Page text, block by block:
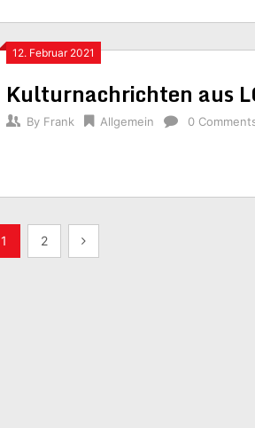
12. Februar 2021
Kulturnachrichten aus
By Frank Allgemein 0
Beitragsnavigation
1 2